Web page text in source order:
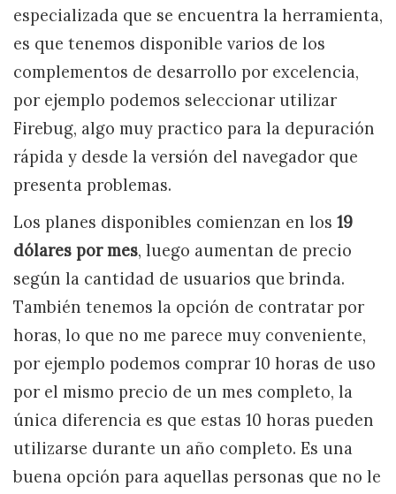
especializada que se encuentra la herramienta,
es que tenemos disponible varios de los
complementos de desarrollo por excelencia,
por ejemplo podemos seleccionar utilizar
Firebug, algo muy practico para la depuración
rápida y desde la versión del navegador que
presenta problemas.
Los planes disponibles comienzan en los 19
dólares por mes, luego aumentan de precio
según la cantidad de usuarios que brinda.
También tenemos la opción de contratar por
horas, lo que no me parece muy conveniente,
por ejemplo podemos comprar 10 horas de uso
por el mismo precio de un mes completo, la
única diferencia es que estas 10 horas pueden
utilizarse durante un año completo. Es una
buena opción para aquellas personas que no le